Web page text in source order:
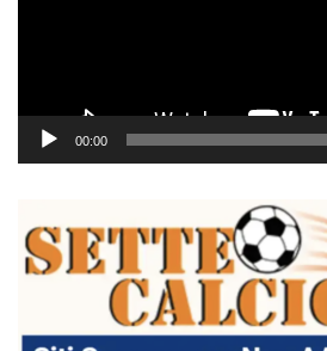
00:00